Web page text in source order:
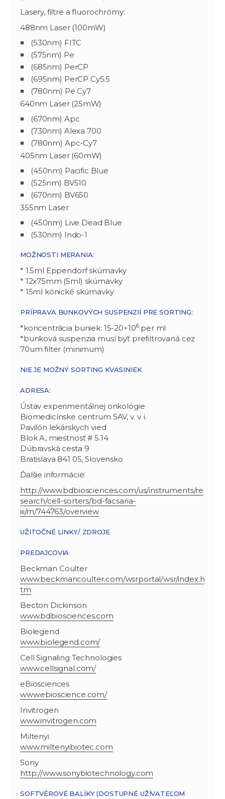
Lasery, filtre a fluorochrómy:
488nm Laser (100mW)
(530nm) FITC
(575nm) Pe
(685nm) PerCP
(695nm) PerCP Cy5.5
(780nm) Pe Cy7
640nm Laser (25mW)
(670nm) Apc
(730nm) Alexa 700
(780nm) Apc-Cy7
405nm Laser (60mW)
(450nm) Pacific Blue
(525nm) BV510
(670nm) BV650
355nm Laser
(450nm) Live Dead Blue
(530nm) Indo-1
MOŽNOSTI MERANIA:
* 1.5ml Eppendorf skúmavky
* 12x75mm (5ml) skúmavky
* 15ml kónické skúmavky
PRÍPRAVA BUNKOVÝCH SUSPENZIÍ PRE SORTING:
*koncentrácia buniek: 15-20×106per ml
*bunková suspenzia musí byť prefiltrovaná cez
70um filter (minimum)
NIE JE MOŽNÝ SORTING KVASINIEK
ADRESA:
Ústav experimentálnej onkológie
Biomedicínske centrum SAV, v. v. i.
Pavilón lekárskych vied
Blok A, miestnosť # 5.14
Dúbravská cesta 9
Bratislava 841 05, Slovensko
Ďalšie informácie:
http://www.bdbiosciences.com/us/instruments/re
search/cell-sorters/bd-facsaria-
iii/m/744763/overview
UŽITOČNÉ LINKY/ ZDROJE
PREDAJCOVIA
Beckman Coulter
www.beckmancoulter.com/wsrportal/wsr/index.h
tm
Becton Dickinson
www.bdbiosciences.com
Biolegend
www.biolegend.com/
Cell Signaling Technologies
www.cellsignal.com/
eBiosciences
www.ebioscience.com/
Invitrogen
www.invitrogen.com
Miltenyi
www.miltenyibiotec.com
Sony
http://www.sonybiotechnology.com
SOFTVÉROVÉ BALÍKY (DOSTUPNÉ UŽÍVATEĽOM